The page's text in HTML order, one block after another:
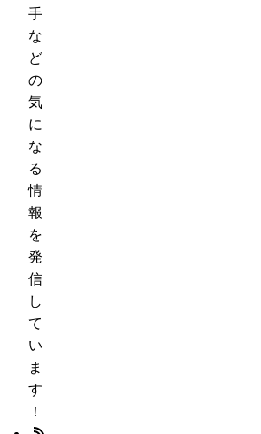
手
な
ど
の
気
に
な
る
情
報
を
発
信
し
て
い
ま
す
！